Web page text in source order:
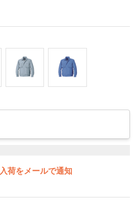
荷をメールで通知